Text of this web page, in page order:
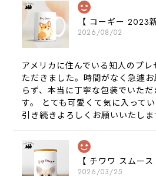
2026/08/02
アメリカに住んでいる知人のプ
ただきました。時間がなく急遽
らず、本当に丁寧な包装でいた
す。 とても可愛くて気に入って
引き続きよろしくお願いいたしま
2026/03/25